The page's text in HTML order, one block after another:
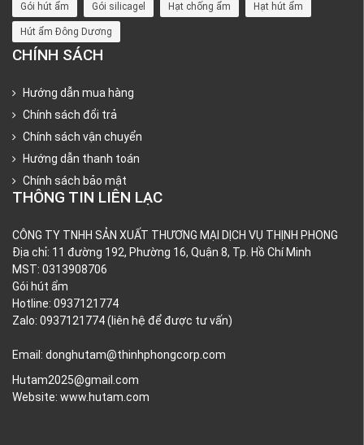
Gói hút ẩm Gói silicagel Hạt chống ẩm Hạt hút ẩm
Hút ẩm Đông Dương
CHÍNH SÁCH
Hướng dẫn mua hàng
Chính sách đổi trả
Chính sách vận chuyển
Hướng dẫn thanh toán
Chính sách bảo mật
THÔNG TIN LIÊN LẠC
CÔNG TY TNHH SẢN XUẤT THƯƠNG MẠI DỊCH VỤ THỊNH PHONG
Địa chỉ: 11 đường 192, Phường 16, Quận 8, Tp. Hồ Chí Minh
MST: 0313908706
Gói hút ẩm
Hotline: 0937121774
Zalo: 0937121774 (liên hệ để được tư vấn)
Email: donghutam@thinhphongcorp.com
Hutam2025@gmail.com
Website: www.hutam.com